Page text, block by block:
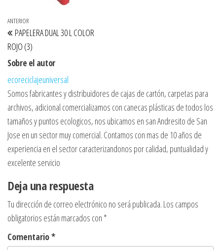
Navegación de entradas
Entrada anterior
ANTERIOR
PAPELERA DUAL 30 L COLOR
ROJO (3)
Sobre el autor
ecoreciclajeuniversal
Somos fabricantes y distribuidores de cajas de cartón, carpetas para
archivos, adicional comercializamos con canecas plásticas de todos los
tamaños y puntos ecologicos, nos ubicamos en san Andresito de San
Jose en un sector muy comercial. Contamos con mas de 10 años de
experiencia en el sector caracterizandonos por calidad, puntualidad y
excelente servicio
Deja una respuesta
Tu dirección de correo electrónico no será publicada. Los campos
obligatorios están marcados con *
Comentario*